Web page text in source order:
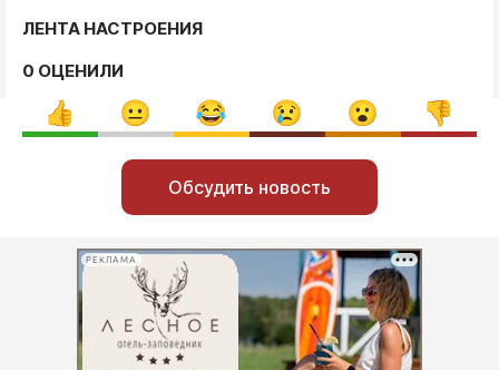
ЛЕНТА НАСТРОЕНИЯ
0 ОЦЕНИЛИ
Обсудить новость
РЕКЛАМА